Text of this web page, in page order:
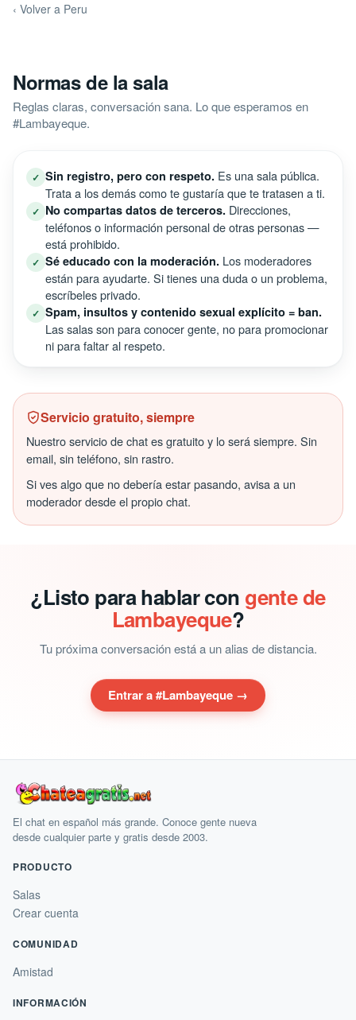
‹ Volver a Peru
Normas de la sala
Reglas claras, conversación sana. Lo que esperamos en
#Lambayeque.
✓ Sin registro, pero con respeto. Es una sala pública.
Trata a los demás como te gustaría que te tratasen a ti.
✓ No compartas datos de terceros. Direcciones,
teléfonos o información personal de otras personas —
está prohibido.
✓ Sé educado con la moderación. Los moderadores
están para ayudarte. Si tienes una duda o un problema,
escríbeles privado.
✓ Spam, insultos y contenido sexual explícito = ban.
Las salas son para conocer gente, no para promocionar
ni para faltar al respeto.
Servicio gratuito, siempre
Nuestro servicio de chat es gratuito y lo será siempre. Sin
email, sin teléfono, sin rastro.
Si ves algo que no debería estar pasando, avisa a un
moderador desde el propio chat.
¿Listo para hablar con gente de
Lambayeque?
Tu próxima conversación está a un alias de distancia.
Entrar a #Lambayeque →
El chat en español más grande. Conoce gente nueva
desde cualquier parte y gratis desde 2003.
PRODUCTO
Salas
Crear cuenta
COMUNIDAD
Amistad
INFORMACIÓN